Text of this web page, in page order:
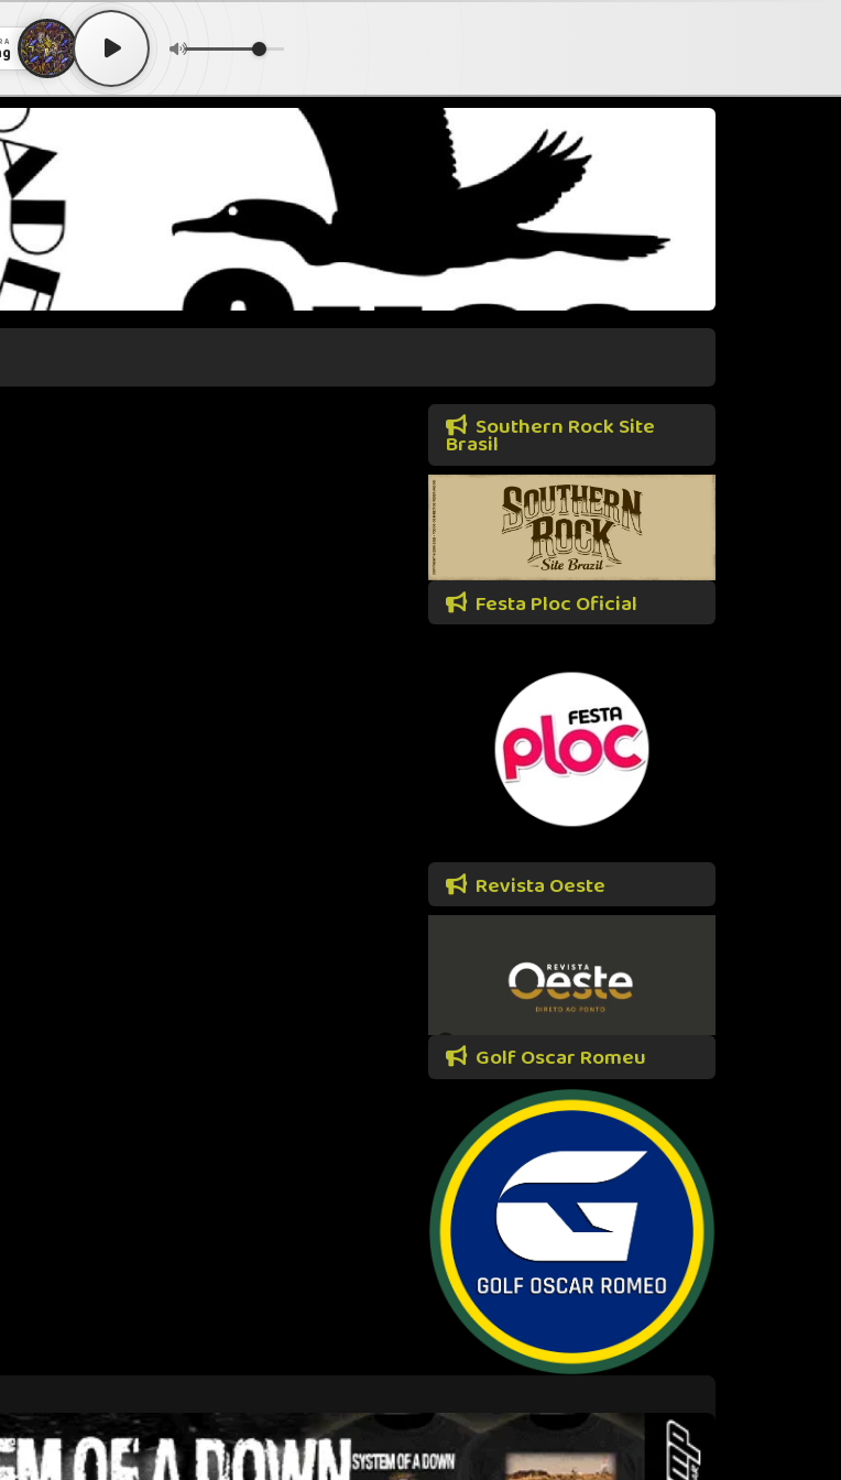
Southern Rock Site
Brasil
Festa Ploc Oficial
Revista Oeste
Golf Oscar Romeu